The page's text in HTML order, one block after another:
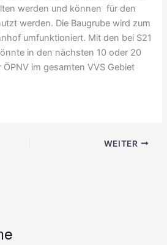
werden und können für den
werden. Die Baugrube wird zum
umfunktioniert. Mit den bei S21
in den nächsten 10 oder 20
im gesamten VVS Gebiet
WEITER